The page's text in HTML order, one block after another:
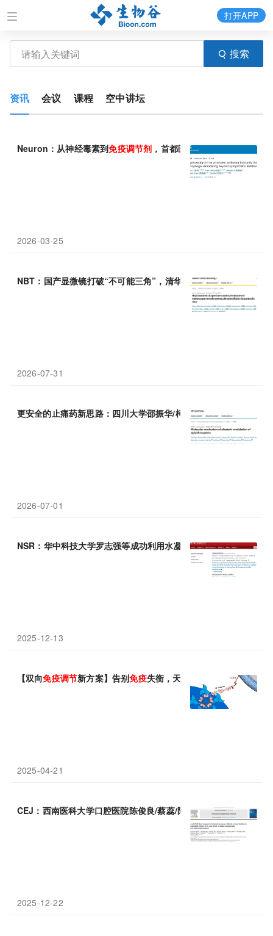
搜索
打开APP
资讯 会议 课程 空中讲坛
Neuron：从神经毒素到免疫调节剂 ，首都医科大学石玮团队揭示
2026-03-25
NBT：国产显微镜打破“不可能三角”，清华大学戴琼海等团队发现
2026-07-31
更安全的止痛药新思路：四川大学邵振华/柯博文等揭示泛PAM变构
2026-07-01
NSR：华中科技大学罗志强等成功利用水凝胶生物电子技术实现
2025-12-13
​【双向免疫调节新方案】告别免疫失衡，天然 免疫调节剂脾氨肽口
2025-04-21
CEJ：西南医科大学口腔医院陈俊良/蔡蕊/陶刚：控释O2和EGCG
2025-12-22